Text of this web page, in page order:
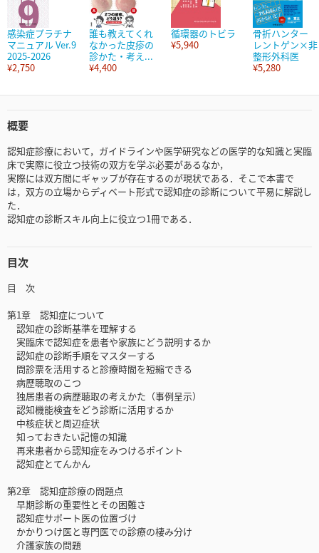
感染症プラチナ
マニュアル Ver.9
2025-2026
¥2,750
誰も教えてくれ
なかった皮疹の
診かた・考え...
¥4,400
循環器のトビラ
¥5,940
骨折ハンター
レントゲン×非
整形外科医
¥5,280
概要
認知症診療において，ガイドラインや医学研究などの医学的な知識と実臨
床で実際に役立つ技術の双方を学ぶ必要があるなか，
実際には双方間にギャップが存在するのが現状である．そこで本書で
は，双方の立場からディベート形式で認知症の診断について平易に解説し
た．
認知症の診断スキル向上に役立つ1冊である．
目次
目 次
第1章 認知症について
認知症の診断基準を理解する
実臨床で認知症を患者や家族にどう説明するか
認知症の診断手順をマスターする
問診票を活用すると診療時間を短縮できる
病歴聴取のこつ
独居患者の病歴聴取の考えかた（事例呈示）
認知機能検査をどう診断に活用するか
中核症状と周辺症状
知っておきたい記憶の知識
再来患者から認知症をみつけるポイント
認知症とてんかん
第2章 認知症診療の問題点
早期診断の重要性とその困難さ
認知症サポート医の位置づけ
かかりつけ医と専門医での診療の棲み分け
介護家族の問題